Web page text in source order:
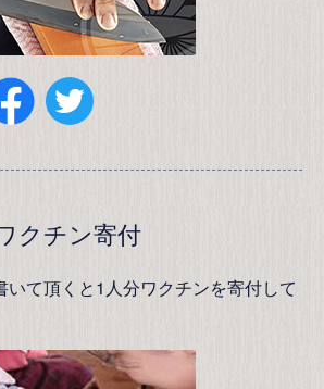
クチン寄付
いて頂くと1人分ワクチンを寄付して